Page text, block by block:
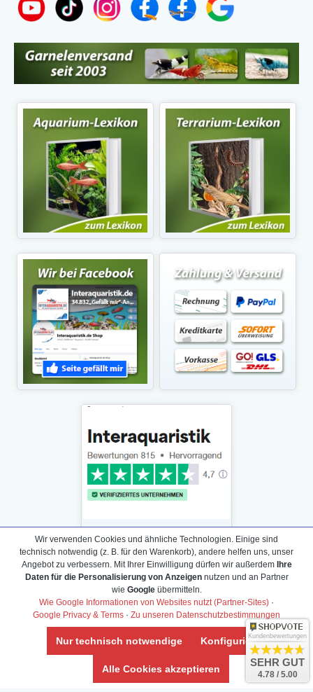
Daten­schutz­erklärung
Widerrufs­recht /Widerrufs­formular
AGB & Info
Impressum
Umwelt und Entsorgung
Vertrag widerrufen
Wir verwenden Cookies und ähnliche Technologien. Einige sind
technisch notwendig (z. B. für den Warenkorb), andere helfen uns, unser
Angebot zu verbessern. Mit Ihrer Einwilligung dürfen wir außerdem Ihre
Daten für die Personalisierung von Anzeigennutzen und an Partner
wie Googleübermitteln.
Wie Google Informationen von Websites nutzt (Partner-Sites) ·
Google Privacy & Terms · Zu unseren Datenschutzbestimmungen
Nur technisch notwendige Konfigurieren
Alle Cookies akzeptieren
Kundenbewertungen
SEHR GUT
4.78 / 5.00